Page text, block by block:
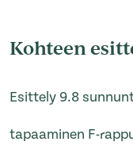
Kohteen
Esittely 9.8
tapaaminen F-